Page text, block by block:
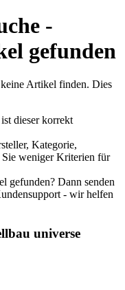
-
gefunden
Artikel finden. Dies
dieser korrekt
Kategorie,
Sie weniger Kriterien für
gefunden? Dann senden
- wir helfen
universe